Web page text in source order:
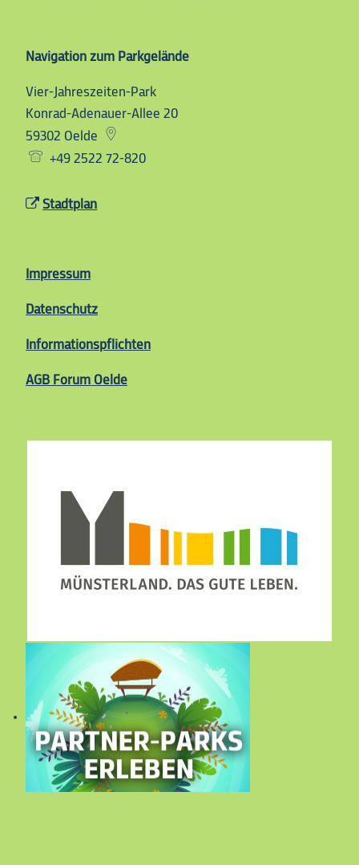
Navigation zum Parkgelände
Vier-Jahreszeiten-Park
Konrad-Adenauer-Allee 20
59302 Oelde
+49 2522 72-820
Stadtplan
Impressum
Datenschutz
Informationspflichten
AGB Forum Oelde